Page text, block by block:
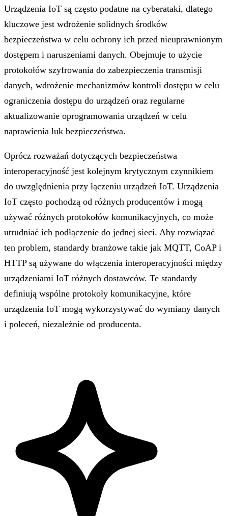
Urządzenia IoT są często podatne na cyberataki, dlatego
kluczowe jest wdrożenie solidnych środków
bezpieczeństwa w celu ochrony ich przed nieuprawnionym
dostępem i naruszeniami danych. Obejmuje to użycie
protokołów szyfrowania do zabezpieczenia transmisji
danych, wdrożenie mechanizmów kontroli dostępu w celu
ograniczenia dostępu do urządzeń oraz regularne
aktualizowanie oprogramowania urządzeń w celu
naprawienia luk bezpieczeństwa.
Oprócz rozważań dotyczących bezpieczeństwa
interoperacyjność jest kolejnym krytycznym czynnikiem
do uwzględnienia przy łączeniu urządzeń IoT. Urządzenia
IoT często pochodzą od różnych producentów i mogą
używać różnych protokołów komunikacyjnych, co może
utrudniać ich podłączenie do jednej sieci. Aby rozwiązać
ten problem, standardy branżowe takie jak MQTT, CoAP i
HTTP są używane do włączenia interoperacyjności między
urządzeniami IoT różnych dostawców. Te standardy
definiują wspólne protokoły komunikacyjne, które
urządzenia IoT mogą wykorzystywać do wymiany danych
i poleceń, niezależnie od producenta.